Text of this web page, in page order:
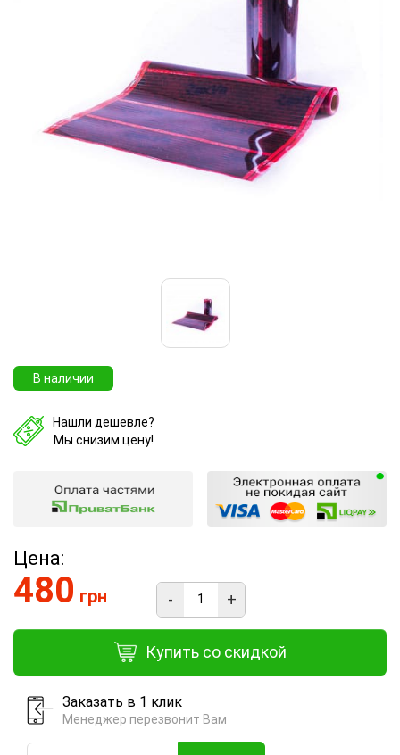
В наличии
Нашли дешевле?
Мы снизим цену!
Цена:
480 грн - +
Купить со скидкой
Заказать в 1 клик
Менеджер перезвонит Вам